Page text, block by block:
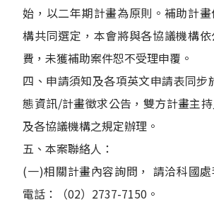
始，以二年期計畫為原則。補助計
構共同選定，本會將與各協議機構
費，未獲補助案件恕不受理申覆。
四、申請須知及各項英文申請表同步
態資訊/計畫徵求公告，雙方計畫主
及各協議機構之規定辦理。
五、本案聯絡人：
(一)相關計畫內容詢問， 請洽科國處
電話：（02）2737-7150。